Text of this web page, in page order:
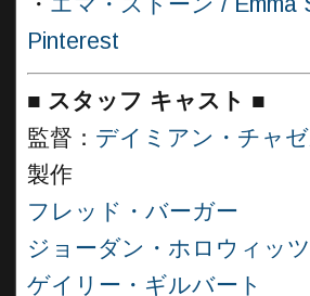
Pinterest
■ スタッフ キャスト ■
監督： デイミアン・チャ
製作
フレッド・バーガー
ジョーダン・ホロウィッツ
ゲイリー・ギルバート